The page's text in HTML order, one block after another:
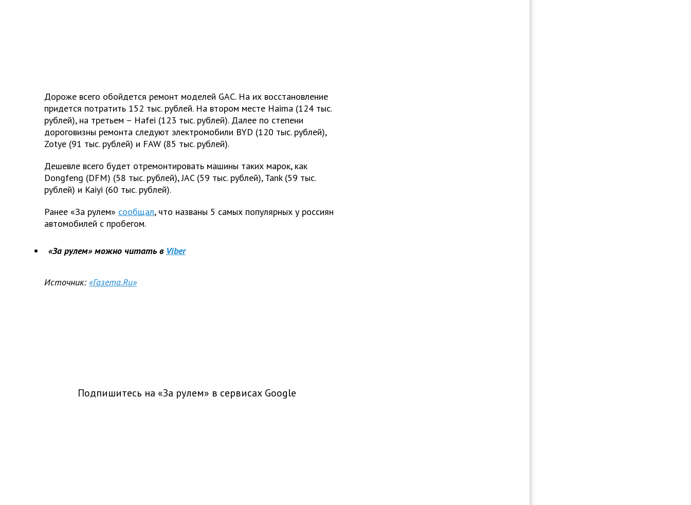
Дороже всего обойдется ремонт моделей GAC. На их восстановление
придется потратить 152 тыс. рублей. На втором месте Haima (124 тыс.
рублей), на третьем – Hafei (123 тыс. рублей). Далее по степени
дороговизны ремонта следуют электромобили BYD (120 тыс. рублей),
Zotye (91 тыс. рублей) и FAW (85 тыс. рублей).
Дешевле всего будет отремонтировать машины таких марок, как
Dongfeng (DFM) (58 тыс. рублей), JAC (59 тыс. рублей), Tank (59 тыс.
рублей) и Kaiyi (60 тыс. рублей).
Ранее «За рулем» сообщал, что названы 5 самых популярных у россиян
автомобилей с пробегом.
«За рулем» можно читать в Viber
Источник: «Газета.Ru»
Подпишитесь на «За рулем» в сервисах Google